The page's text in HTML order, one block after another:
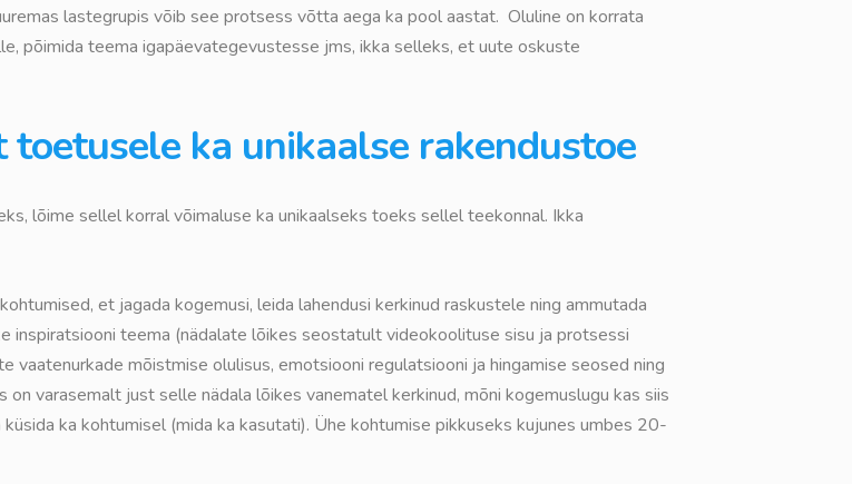
lastegrupis võib see protsess võtta aega ka pool aastat. Oluline on korrata
põimida teema igapäevategevustesse jms, ikka selleks, et uute oskuste
ka unikaalse rakendustoe
lõime sellel korral võimaluse ka unikaalseks toeks sellel teekonnal. Ikka
et jagada kogemusi, leida lahendusi kerkinud raskustele ning ammutada
inspiratsiooni teema (nädalate lõikes seostatult videokoolituse sisu ja protsessi
mõistmise olulisus, emotsiooni regulatsiooni ja hingamise seosed ning
varasemalt just selle nädala lõikes vanematel kerkinud, mõni kogemuslugu kas siis
ka kohtumisel (mida ka kasutati). Ühe kohtumise pikkuseks kujunes umbes 20-